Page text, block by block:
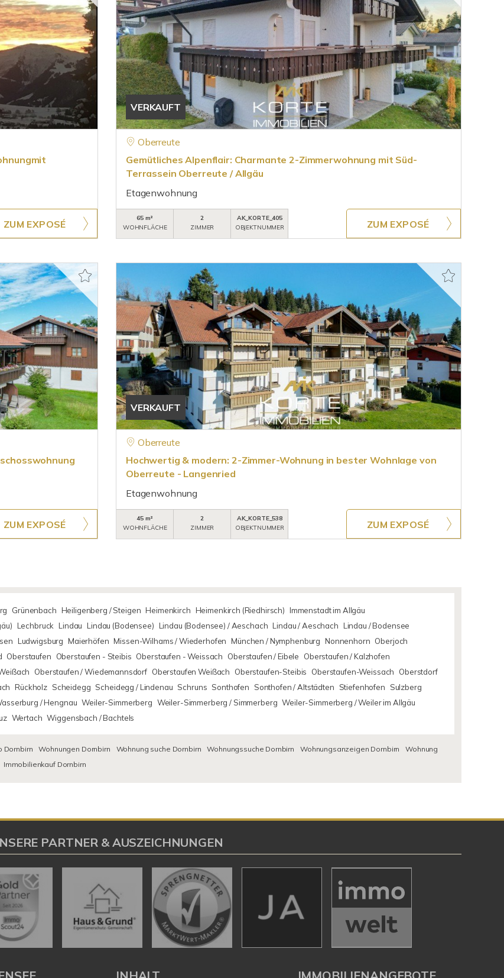
ZUM EXPOSÉ
VERKAUFT
Oberreute
Gemütliches Alpenflair: Charmante 2-Zimmerwohnung mit Süd-
Terrassein Oberreute / Allgäu
Etagenwohnung
65 m²
WOHNFLÄCHE
2
ZIMMER
AK_KORTE_405
OBJEKTNUMMER
ZUM EXPOSÉ
ZUM EXPOSÉ
VERKAUFT
Oberreute
Hochwertig & modern: 2-Zimmer-Wohnung in bester Wohnlage von
Oberreute - Langenried
Etagenwohnung
45 m²
WOHNFLÄCHE
2
ZIMMER
AK_KORTE_538
OBJEKTNUMMER
ZUM EXPOSÉ
Grünenbach Heiligenberg / Steigen Heimenkirch Heimenkirch (Riedhirsch) Immenstadt im Allgäu
Lechbruck Lindau Lindau (Bodensee) Lindau (Bodensee) / Aeschach Lindau / Aeschach Lindau / Bodensee
Ludwigsburg Maierhöfen Missen-Wilhams / Wiederhofen München / Nymphenburg Nonnenhorn Oberjoch
Oberstaufen Oberstaufen - Steibis Oberstaufen - Weissach Oberstaufen / Eibele
Oberstaufen / Kalzhofen
Oberstaufen / Wiedemannsdorf Oberstaufen Weißach Oberstaufen-Steibis Oberstaufen-Weissach
Oberstdorf
Rückholz Scheidegg Scheidegg / Lindenau Schruns Sonthofen Sonthofen / Altstädten Stiefenhofen
Sulzberg
/ Hengnau Weiler-Simmerberg Weiler-Simmerberg / Simmerberg Weiler-Simmerberg / Weiler im Allgäu
Wertach Wiggensbach / Bachtels
Dornbirn Wohnungen Dornbirn Wohnung suche Dornbirn Wohnungssuche Dornbirn Wohnungsanzeigen Dornbirn
Wohnung
Immobilienkauf Dornbirn
PARTNER & AUSZEICHNUNGEN